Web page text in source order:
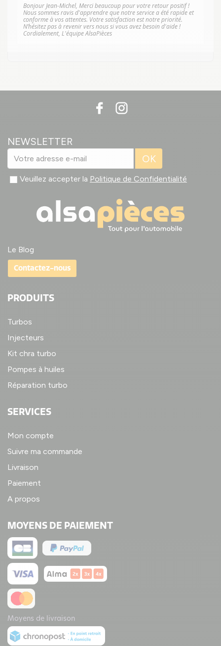
Bonjour Jean-Michel, Merci beaucoup pour votre retour positif !
Nous sommes ravis d'apprendre que notre service a été rapide et
conforme à vos attentes. Votre satisfaction est notre priorité.
N’hésitez pas à revenir vers nous si vous avez besoin d'aide !
Cordialement, L'équipe AlsaPièces
NEWSLETTER
OK
Veuillez accepter la Politique de Confidentialité
Le Blog
Contactez-nous
PRODUITS
Turbos
Injecteurs
Kit chra turbo
Pompes à huiles
Réparation turbo
SERVICES
Mon compte
Suivre ma commande
Livraison
Paiement
A propos
MOYENS DE PAIEMENT
Moyens de livraison